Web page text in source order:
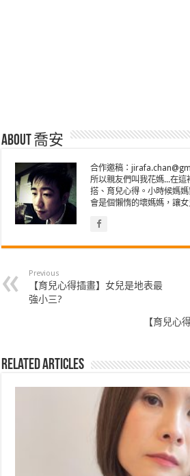
About 喬安
合作邀稿：
所以親友們叫我花媽...在
搭、育兒心得。小時候媽
會是個懶惰的壞媽媽，讓
Previous
【育兒心得插畫】女兒是地表最
強小三?
【育兒心
Related Articles